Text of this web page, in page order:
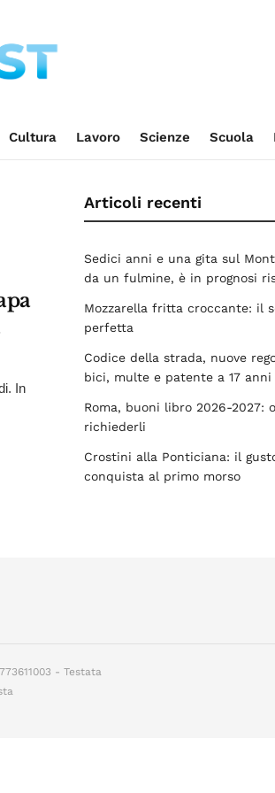
Cultura Lavoro Scienze Scuola
In
Articoli recenti
Sedici anni e una gita sul
da un fulmine, è in prognosi
Mozzarella fritta croccante: il
perfetta
Codice della strada, nuove
bici, multe e patente a 17 anni
Roma, buoni libro 2026-2027:
richiederli
Crostini alla Ponticiana: il
conquista al primo morso
- Testata